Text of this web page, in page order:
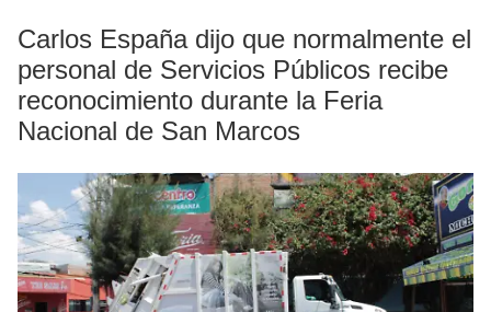
Carlos España dijo que normalmente el
personal de Servicios Públicos recibe
reconocimiento durante la Feria
Nacional de San Marcos